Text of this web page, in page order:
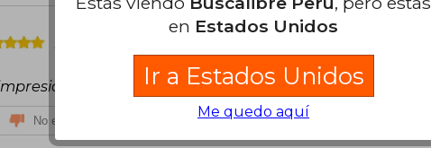
Martes 29 de Agosto, 2023
adecuado.
No es útil
en Estados Unidos
Ir a Estados Unidos
Me quedo aquí